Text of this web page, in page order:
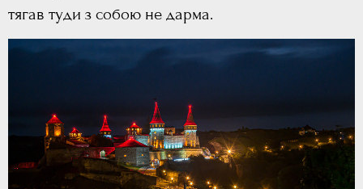
тягав туди з собою не дарма.